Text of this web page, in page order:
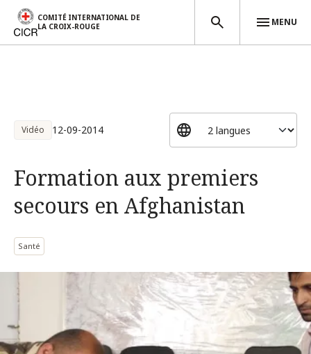
COMITÉ INTERNATIONAL DE
LA CROIX-ROUGE
MENU
Vidéo 12-09-2014
Formation aux premiers
secours en Afghanistan
Santé